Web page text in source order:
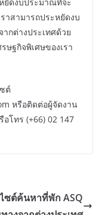
าสามารถประหยัดงบ
กต่างประเทศด้วย
ษฐกิจพิเศษของเรา
ต์
หรือติดต่อผู้จัดงาน
โทร (+66) 02 147
ซต์ค้นหาที่พัก ASQ